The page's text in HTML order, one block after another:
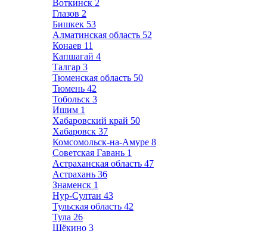
Воткинск 2
Глазов 2
Бишкек 53
Алматинская область 52
Конаев 11
Капшагай 4
Талгар 3
Тюменская область 50
Тюмень 42
Тобольск 3
Ишим 1
Хабаровский край 50
Хабаровск 37
Комсомольск-на-Амуре 8
Советская Гавань 1
Астраханская область 47
Астрахань 36
Знаменск 1
Нур-Султан 43
Тульская область 42
Тула 26
Щёкино 3